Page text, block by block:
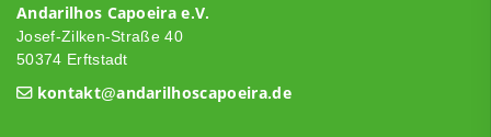
Andarilhos Capoeira e.V.
Josef-Zilken-Straße 40
50374 Erftstadt
kontakt@andarilhoscapoeira.de